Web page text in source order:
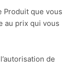
Produit que vous
au prix qui vous
de